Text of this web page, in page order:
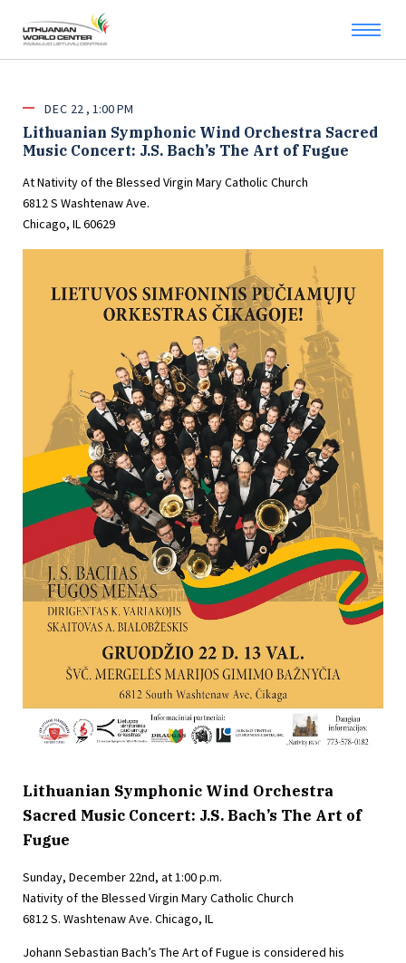
DEC 22 1:00 PM
Lithuanian Symphonic Wind Orchestra Sacred
Music Concert: J.S. Bach’s The Art of Fugue
At Nativity of the Blessed Virgin Mary Catholic Church
6812 S Washtenaw Ave.
Chicago, IL 60629
Lithuanian Symphonic Wind Orchestra
Sacred Music Concert: J.S. Bach’s The Art of
Fugue
Sunday, December 22nd, at 1:00 p.m.
Nativity of the Blessed Virgin Mary Catholic Church
6812 S. Washtenaw Ave. Chicago, IL
Johann Sebastian Bach’s The Art of Fugue is considered his